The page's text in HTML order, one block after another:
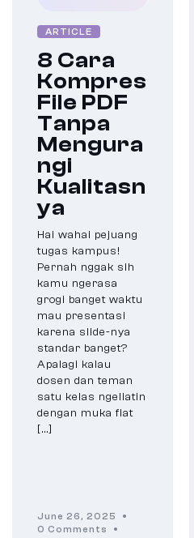
ARTICLE
8 Cara
Kompres
File PDF
Tanpa
Mengura
ngi
Kualitasn
ya
Hai wahai pejuang
tugas kampus!
Pernah nggak sih
kamu ngerasa
grogi banget waktu
mau presentasi
karena slide-nya
standar banget?
Apalagi kalau
dosen dan teman
satu kelas ngeliatin
dengan muka flat
[…]
June 26, 2025
0 Comments